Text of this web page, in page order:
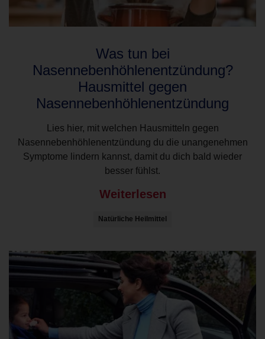
Was tun bei
Nasennebenhöhlenentzündung?
Hausmittel gegen
Nasennebenhöhlenentzündung
Lies hier, mit welchen Hausmitteln gegen
Nasennebenhöhlenentzündung du die unangenehmen
Symptome lindern kannst, damit du dich bald wieder
besser fühlst.
Weiterlesen
Natürliche Heilmittel